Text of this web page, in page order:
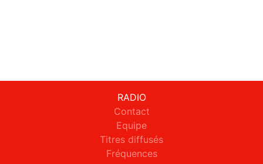
RADIO
Contact
Equipe
Titres diffusés
Fréquences